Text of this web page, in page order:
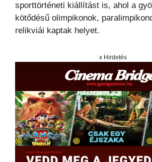
sporttörténeti kiállítást is, ahol a
kötődésű olimpikonok,
relikviái kaptak helyet.
x Hirdetés